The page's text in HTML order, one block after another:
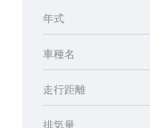
年式
車種名
走行距離